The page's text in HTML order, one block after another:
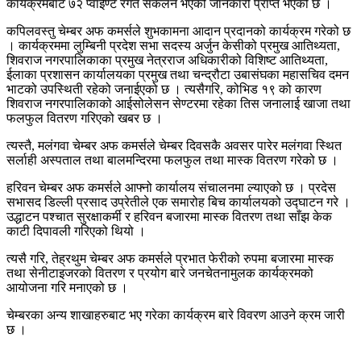
कार्यक्रमबाट ७२ प्वाईण्ट रगत संकलन भएको जानकारी प्राप्त भएको छ ।
कपिलवस्तु चेम्बर अफ कमर्सले शुभकामना आदान प्रदानको कार्यक्रम गरेको छ
। कार्यक्रममा लुम्बिनी प्रदेश सभा सदस्य अर्जुन केसीको प्रमुख आतिथ्यता,
शिवराज नगरपालिकाका प्रमुख नेत्रराज अधिकारीको विशिष्ट आतिथ्यता,
ईलाका प्रशासन कार्यालयका प्रमुख तथा चन्द्रौटा उबासंघका महासचिव दमन
भाटको उपस्थिती रहेको जनाईएको छ । त्यसैगरि, कोभिड १९ को कारण
शिवराज नगरपालिकाको आईसोलेसन सेण्टरमा रहेका तिस जनालाई खाजा तथा
फलफुल वितरण गरिएको खबर छ ।
त्यस्तै, मलंगवा चेम्बर अफ कमर्सले चेम्बर दिवसकै अवसर पारेर मलंगवा स्थित
सर्लाही अस्पताल तथा बालमन्दिरमा फलफुल तथा मास्क वितरण गरेको छ ।
हरिवन चेम्बर अफ कमर्सले आफ्नो कार्यालय संचालनमा ल्याएको छ । प्रदेस
सभासद डिल्ली प्रसाद उप्रेतीले एक समारोह बिच कार्यालयको उद्घाटन गरे ।
उद्धाटन पश्चात सुरक्षाकर्मी र हरिवन बजारमा मास्क वितरण तथा साँझ केक
काटी दिपावली गरिएको थियो ।
त्यसै गरि, तेह्रथुम चेम्बर अफ कमर्सले प्रभात फेरीको रुपमा बजारमा मास्क
तथा सेनीटाइजरको वितरण र प्रयोग बारे जनचेतनामुलक कार्यक्रमको
आयोजना गरि मनाएको छ ।
चेम्बरका अन्य शाखाहरुबाट भए गरेका कार्यक्रम बारे विवरण आउने क्रम जारी
छ ।